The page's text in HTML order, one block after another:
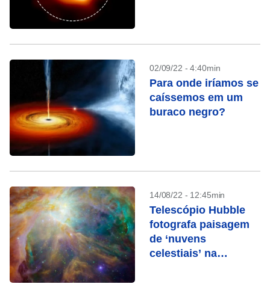
02/09/22 - 4:40min
Para onde iríamos se
caíssemos em um
buraco negro?
14/08/22 - 12:45min
Telescópio Hubble
fotografa paisagem
de ‘nuvens
celestiais’ na